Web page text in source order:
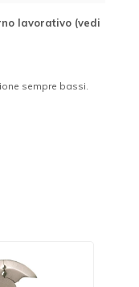
lavorativo (vedi
sempre bassi.